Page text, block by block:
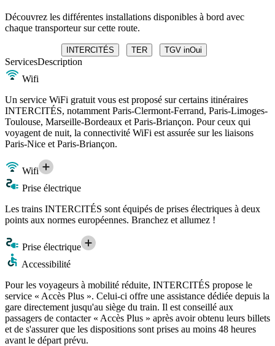
Découvrez les différentes installations disponibles à bord avec
chaque transporteur sur cette route.
INTERCITÉS TER TGV inOui
ServicesDescription
Wifi
Un service WiFi gratuit vous est proposé sur certains itinéraires
INTERCITÉS, notamment Paris-Clermont-Ferrand, Paris-Limoges-
Toulouse, Marseille-Bordeaux et Paris-Briançon. Pour ceux qui
voyagent de nuit, la connectivité WiFi est assurée sur les liaisons
Paris-Nice et Paris-Briançon.
Wifi
Prise électrique
Les trains INTERCITÉS sont équipés de prises électriques à deux
points aux normes européennes. Branchez et allumez !
Prise électrique
Accessibilité
Pour les voyageurs à mobilité réduite, INTERCITÉS propose le
service « Accès Plus ». Celui-ci offre une assistance dédiée depuis la
gare directement jusqu'au siège du train. Il est conseillé aux
passagers de contacter « Accès Plus » après avoir obtenu leurs billets
et de s'assurer que les dispositions sont prises au moins 48 heures
avant le départ prévu.